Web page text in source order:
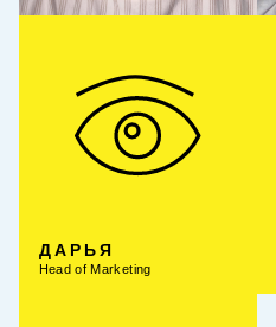
ДАРЬЯ
Head of Marketing